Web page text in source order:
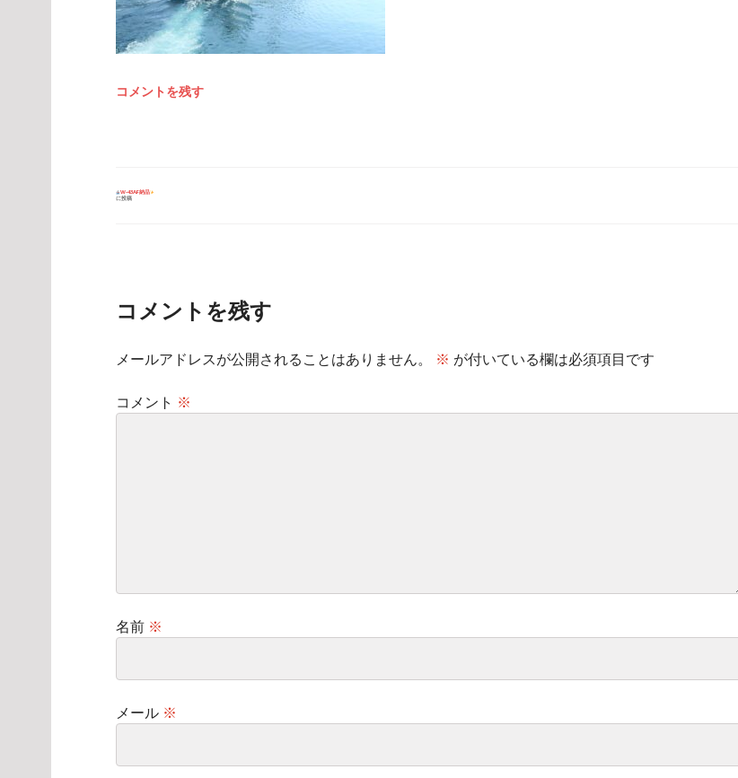
コメントを残す
投W-43AF納品
に投稿
コメントを残す
メールアドレスが公開されることはありません。 ※ が付いている欄は必須項目です
コメント ※
名前 ※
メール ※